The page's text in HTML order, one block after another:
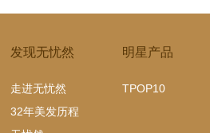
发现无忧然
走进无忧然
32年美发历程
明星产品
TPOP10